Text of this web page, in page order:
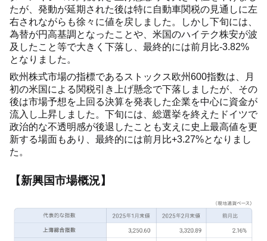
たが、発動が延期された後は特に自動車関税の見通しに左
右されながらも徐々に値を戻しました。しかし下旬には、
為替が円高基調となったことや、米国のハイテク株安が波
及したこと等で大きく下落し、最終的には前月比-3.82%
となりました。
欧州株式市場の指標であるストックス欧州600指数は、月
初の米国による関税引き上げ懸念で下落しましたが、その
後は市場予想を上回る決算を発表した企業を中心に資金が
流入し上昇しました。下旬には、総選挙を終えたドイツで
政治的な不透明感が後退したことも支えに史上最高値を更
新する場面もあり、最終的には前月比+3.27%となりまし
た。
【新興国市場概況】